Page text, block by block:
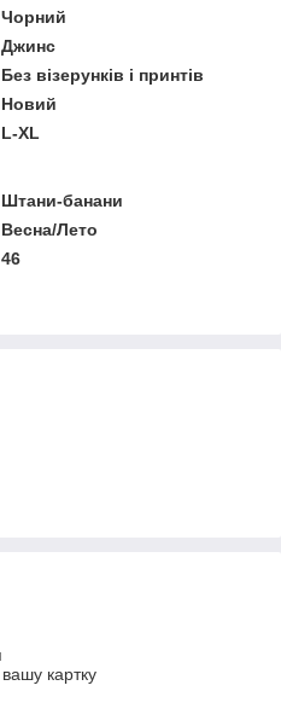
Чорний
Джинс
Без візерунків і принтів
Новий
L-XL
Штани-банани
Весна/Лето
46
картку